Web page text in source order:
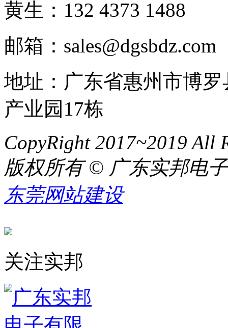
黄生：132 4373 1488
邮箱：sales@dgsbdz.com
地址：广东省惠州市博
产业园17栋
CopyRight 2017~2019 All
版权所有 © 广东实邦电
东莞网站建设
关注实邦